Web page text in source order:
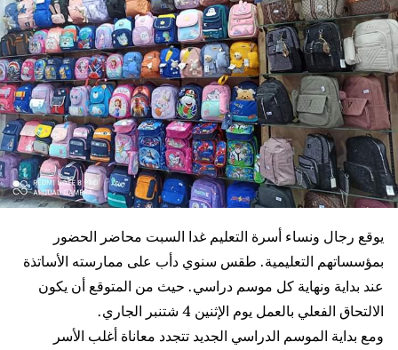
يوقع رجال ونساء أسرة التعليم غدا السبت محاضر الحضور
بمؤسساتهم التعليمية. طقس سنوي دأب على ممارسته الأساتذة
عند بداية ونهاية كل موسم دراسي. حيث من المتوقع أن يكون
الالتحاق الفعلي بالعمل يوم الإثنين 4 شتنبر الجاري.
ومع بداية الموسم الدراسي الجديد تتجدد معاناة أغلب الأسر